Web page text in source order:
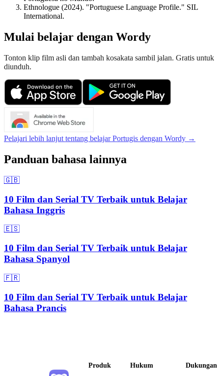
Ethnologue (2024). "Portuguese Language Profile." SIL
International.
Mulai belajar dengan Wordy
Tonton klip film asli dan tambah kosakata sambil jalan. Gratis untuk
diunduh.
Pelajari lebih lanjut tentang belajar Portugis dengan Wordy →
Panduan bahasa lainnya
🇬🇧
10 Film dan Serial TV Terbaik untuk Belajar
Bahasa Inggris
🇪🇸
10 Film dan Serial TV Terbaik untuk Belajar
Bahasa Spanyol
🇫🇷
10 Film dan Serial TV Terbaik untuk Belajar
Bahasa Prancis
Produk
Hukum
Dukungan